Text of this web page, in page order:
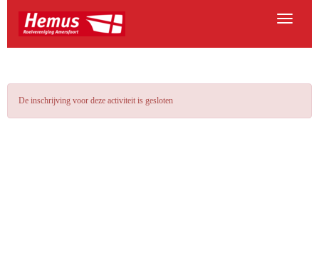
Toggle
De inschrijving voor deze activiteit is gesloten